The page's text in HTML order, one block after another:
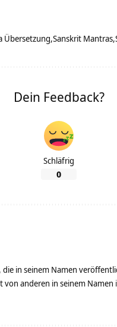
Übersetzung Sanskrit Mantras
Dein Feedback?
Schläfrig
0
in seinem Namen
anderen in seinem